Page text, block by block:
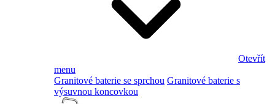
Otevřít
menu
Granitové baterie se sprchou Granitové baterie s
výsuvnou koncovkou